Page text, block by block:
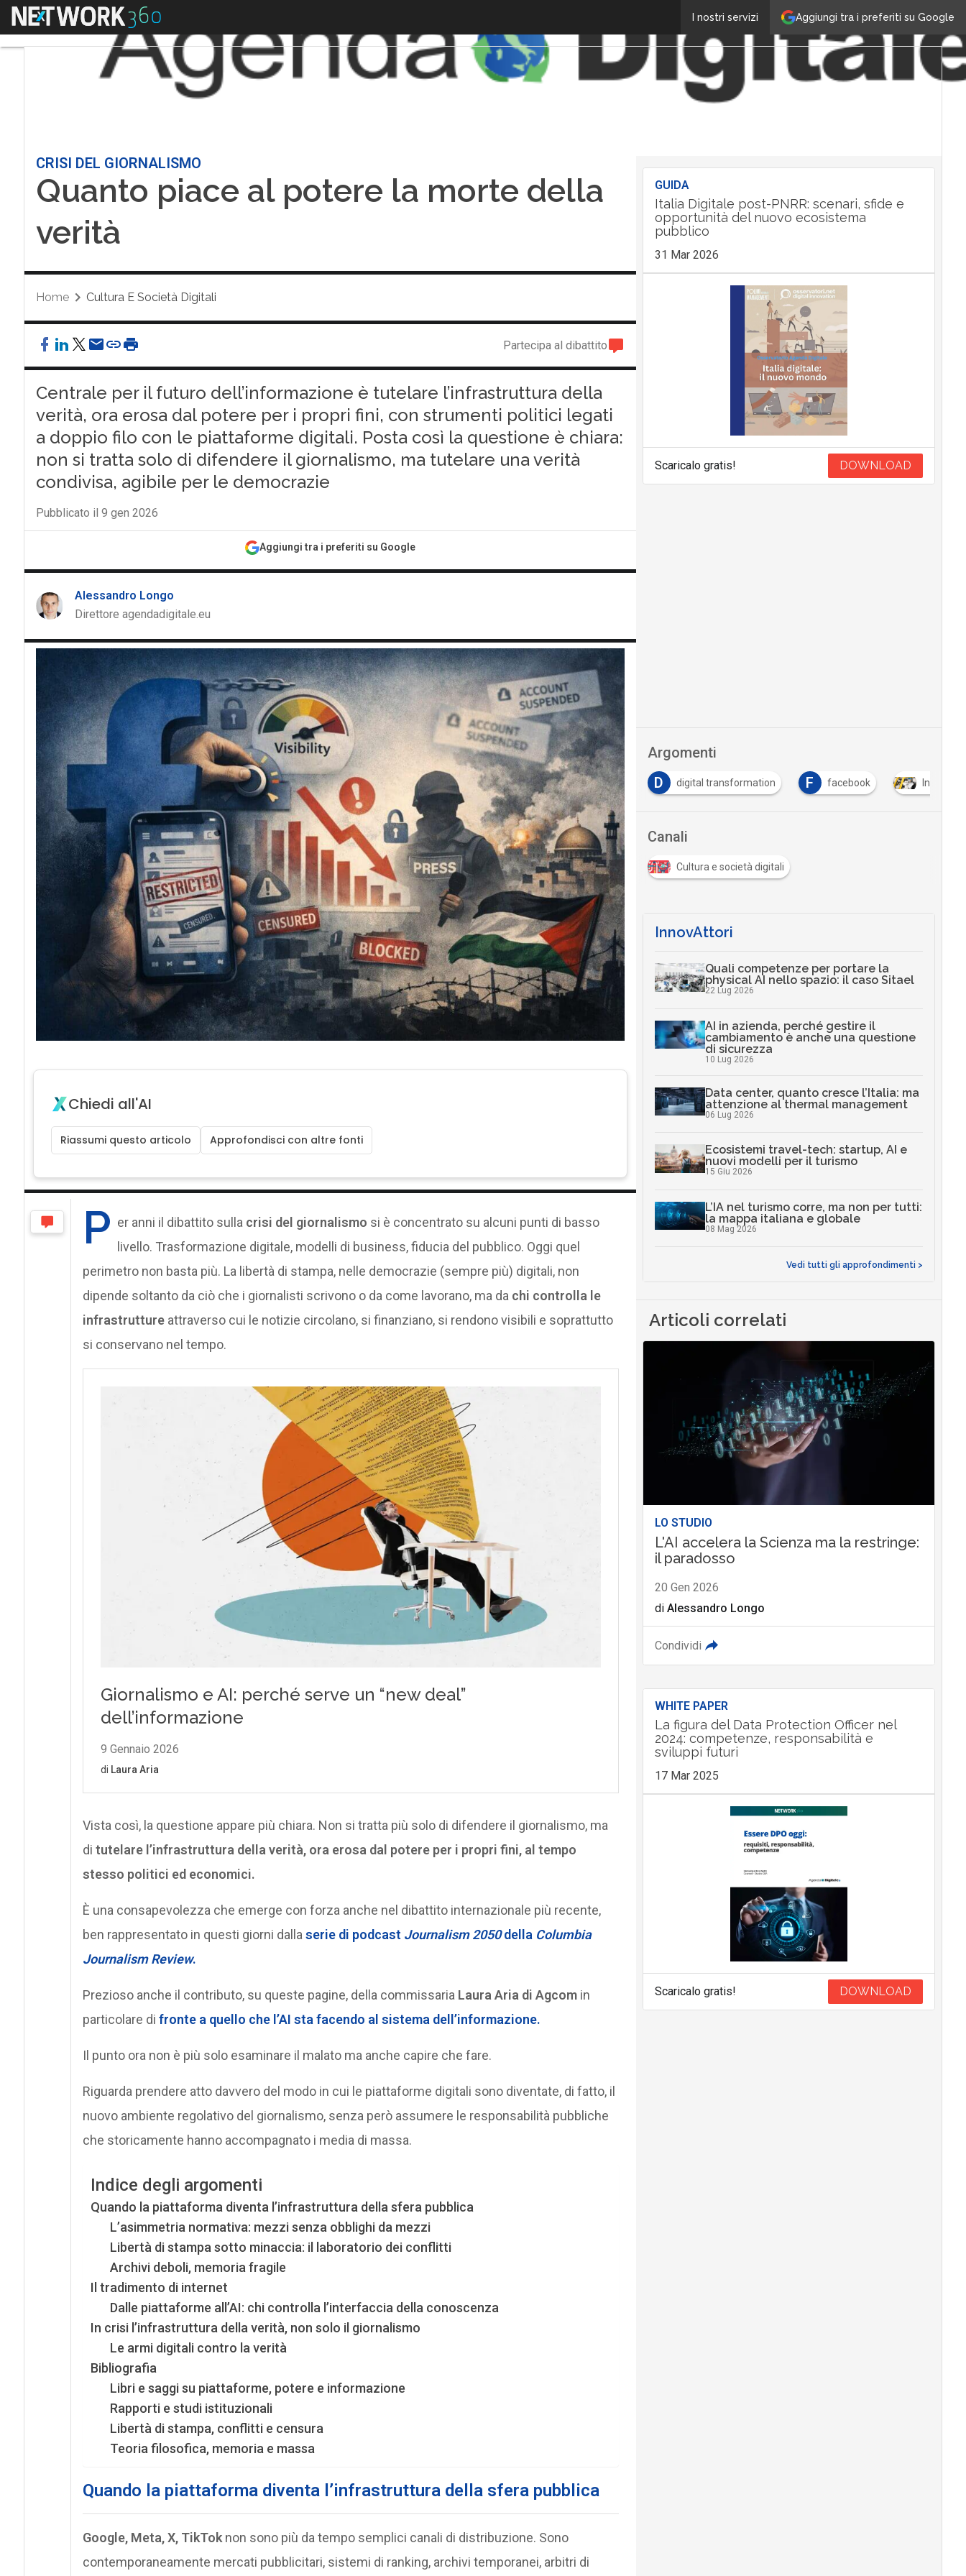
Aggiungi tra i preferiti su Google
I nostri servizi
Menu
CRISI DEL GIORNALISMO
Quanto piace al potere la morte della
verità
Home Cultura E Società Digitali
Partecipa al dibattito
Centrale per il futuro dell’informazione è tutelare l’infrastruttura della
verità, ora erosa dal potere per i propri fini, con strumenti politici legati
a doppio filo con le piattaforme digitali. Posta così la questione è chiara:
non si tratta solo di difendere il giornalismo, ma tutelare una verità
condivisa, agibile per le democrazie
Pubblicato il 9 gen 2026
Aggiungi tra i preferiti su Google
Alessandro Longo
Direttore agendadigitale.eu
Chiedi all'AI
Riassumi questo articolo Approfondisci con altre fonti
P er anni il dibattito sulla crisi del giornalismo si è concentrato su alcuni punti di basso
livello. Trasformazione digitale, modelli di business, fiducia del pubblico. Oggi quel
perimetro non basta più. La libertà di stampa, nelle democrazie (sempre più) digitali, non
dipende soltanto da ciò che i giornalisti scrivono o da come lavorano, ma da chi controlla le
infrastruttureattraverso cui le notizie circolano, si finanziano, si rendono visibili e soprattutto
si conservano nel tempo.
Vista così, la questione appare più chiara. Non si tratta più solo di difendere il giornalismo, ma
di tutelare l’infrastruttura della verità, ora erosa dal potere per i propri fini, al tempo
stesso politici ed economici.
È una consapevolezza che emerge con forza anche nel dibattito internazionale più recente,
ben rappresentato in questi giorni dallaserie di podcast Journalism 2050della Columbia
Journalism Review.
Prezioso anche il contributo, su queste pagine, della commissariaLaura Aria di Agcom in
particolare di fronte a quello che l’AI sta facendo al sistema dell’informazione.
Il punto ora non è più solo esaminare il malato ma anche capire che fare.
Riguarda prendere atto davvero del modo in cui le piattaforme digitali sono diventate, di fatto, il
nuovo ambiente regolativo del giornalismo, senza però assumere le responsabilità pubbliche
che storicamente hanno accompagnato i media di massa.
Indice degli argomenti
Quando la piattaforma diventa l’infrastruttura della sfera pubblica
L’asimmetria normativa: mezzi senza obblighi da mezzi
Libertà di stampa sotto minaccia: il laboratorio dei conflitti
Archivi deboli, memoria fragile
Il tradimento di internet
Dalle piattaforme all’AI: chi controlla l’interfaccia della conoscenza
In crisi l’infrastruttura della verità, non solo il giornalismo
Le armi digitali contro la verità
Bibliografia
Libri e saggi su piattaforme, potere e informazione
Rapporti e studi istituzionali
Libertà di stampa, conflitti e censura
Teoria filosofica, memoria e massa
Quando la piattaforma diventa l’infrastruttura della sfera pubblica
Google, Meta, X, TikToknon sono più da tempo semplici canali di distribuzione. Sono
contemporaneamente mercati pubblicitari, sistemi di ranking, archivi temporanei, arbitri di
GUIDA
Italia Digitale post-PNRR: scenari, sfide e
opportunità del nuovo ecosistema
pubblico
31 Mar 2026
Scaricalo gratis! DOWNLOAD
Argomenti
C
conservazione digitale D digital transformation F facebook
Canali
Cultura e società digitali
InnovAttori
Quali competenze per portare la
physical AI nello spazio: il caso Sitael
22 Lug 2026
AI in azienda, perché gestire il
cambiamento è anche una questione
di sicurezza
10 Lug 2026
Data center, quanto cresce l’Italia: ma
attenzione al thermal management
06 Lug 2026
Ecosistemi travel-tech: startup, AI e
nuovi modelli per il turismo
15 Giu 2026
L’IA nel turismo corre, ma non per tutti:
la mappa italiana e globale
08 Mag 2026
Vedi tutti gli approfondimenti >
Articoli correlati
LO STUDIO
L'AI accelera la Scienza ma la restringe:
il paradosso
20 Gen 2026
di Alessandro Longo
Condividi
WHITE PAPER
La figura del Data Protection Officer nel
2024: competenze, responsabilità e
sviluppi futuri
17 Mar 2025
Scaricalo gratis! DOWNLOAD